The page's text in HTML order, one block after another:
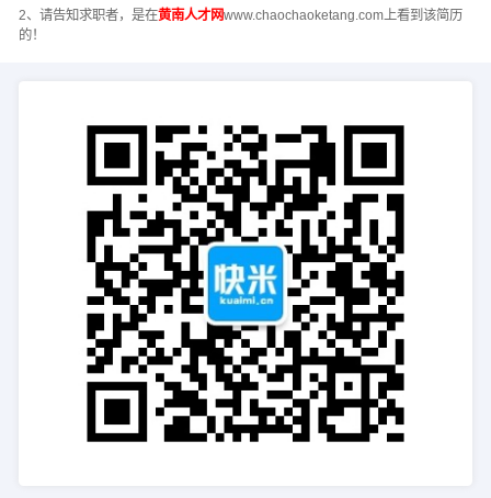
2、请告知求职者，是在黄南人才网www.chaochaoketang.com上看到该简历
的！